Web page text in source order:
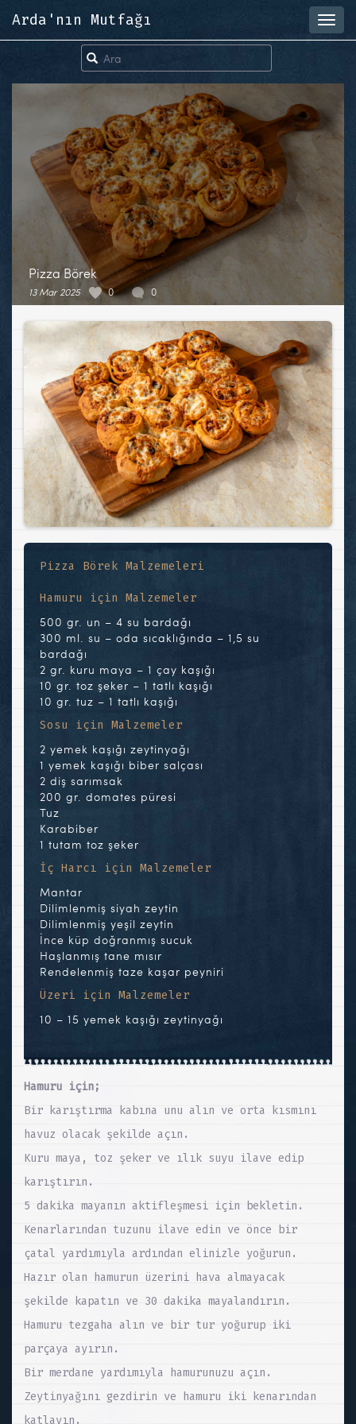
Arda'nın Mutfağı
Pizza Börek
13 Mar 2025 0 0
Pizza Börek Malzemeleri
Hamuru için Malzemeler
500 gr. un – 4 su bardağı
300 ml. su – oda sıcaklığında – 1,5 su
bardağı
2 gr. kuru maya – 1 çay kaşığı
10 gr. toz şeker – 1 tatlı kaşığı
10 gr. tuz – 1 tatlı kaşığı
Sosu için Malzemeler
2 yemek kaşığı zeytinyağı
1 yemek kaşığı biber salçası
2 diş sarımsak
200 gr. domates püresi
Tuz
Karabiber
1 tutam toz şeker
İç Harcı için Malzemeler
Mantar
Dilimlenmiş siyah zeytin
Dilimlenmiş yeşil zeytin
İnce küp doğranmış sucuk
Haşlanmış tane mısır
Rendelenmiş taze kaşar peyniri
Üzeri için Malzemeler
10 – 15 yemek kaşığı zeytinyağı
Hamuru için;
Bir karıştırma kabına unu alın ve orta kısmını
havuz olacak şekilde açın.
Kuru maya, toz şeker ve ılık suyu ilave edip
karıştırın.
5 dakika mayanın aktifleşmesi için bekletin.
Kenarlarından tuzunu ilave edin ve önce bir
çatal yardımıyla ardından elinizle yoğurun.
Hazır olan hamurun üzerini hava almayacak
şekilde kapatın ve 30 dakika mayalandırın.
Hamuru tezgaha alın ve bir tur yoğurup iki
parçaya ayırın.
Bir merdane yardımıyla hamurunuzu açın.
Zeytinyağını gezdirin ve hamuru iki kenarından
katlayın.